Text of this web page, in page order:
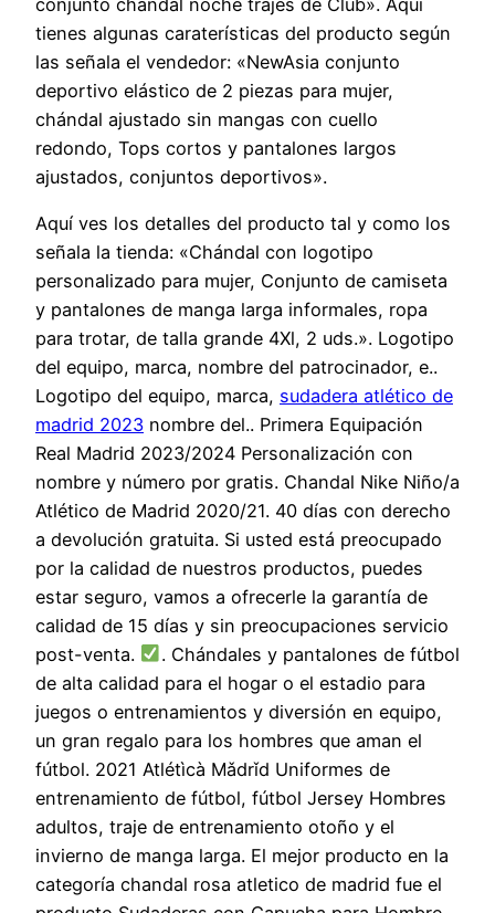
tienes algunas caraterísticas del producto según
las señala el vendedor: «NewAsia conjunto
deportivo elástico de 2 piezas para mujer,
chándal ajustado sin mangas con cuello
redondo, Tops cortos y pantalones largos
ajustados, conjuntos deportivos».
Aquí ves los detalles del producto tal y como los
señala la tienda: «Chándal con logotipo
personalizado para mujer, Conjunto de camiseta
y pantalones de manga larga informales, ropa
para trotar, de talla grande 4Xl, 2 uds.». Logotipo
del equipo, marca, nombre del patrocinador, e..
Logotipo del equipo, marca, sudadera atlético de
madrid 2023 nombre del.. Primera Equipación
Real Madrid 2023/2024 Personalización con
nombre y número por gratis. Chandal Nike Niño/a
Atlético de Madrid 2020/21. 40 días con derecho
a devolución gratuita. Si usted está preocupado
por la calidad de nuestros productos, puedes
estar seguro, vamos a ofrecerle la garantía de
calidad de 15 días y sin preocupaciones servicio
post-venta.
. Chándales y pantalones de fútbol
de alta calidad para el hogar o el estadio para
juegos o entrenamientos y diversión en equipo,
un gran regalo para los hombres que aman el
fútbol. 2021 Atlétìcà Mǎdrǐd Uniformes de
entrenamiento de fútbol, fútbol Jersey Hombres
adultos, traje de entrenamiento otoño y el
invierno de manga larga. El mejor producto en la
categoría chandal rosa atletico de madrid fue el